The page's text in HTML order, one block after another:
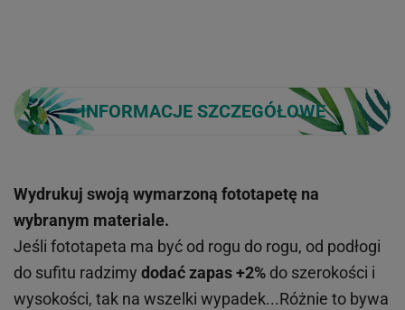
INFORMACJE SZCZEGÓŁOWE
Wydrukuj swoją wymarzoną fototapetę na
wybranym materiale.
Jeśli fototapeta ma być od rogu do rogu, od podłogi
do sufitu radzimy dodać zapas +2% do szerokości i
wysokości, tak na wszelki wypadek...Różnie to bywa